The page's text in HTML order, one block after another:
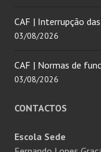
CAF | Interrupção
03/08/2026
CAF | Normas de
03/08/2026
CONTACTOS
Escola Sede